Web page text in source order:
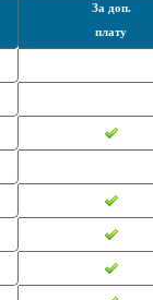
За доп.
плату